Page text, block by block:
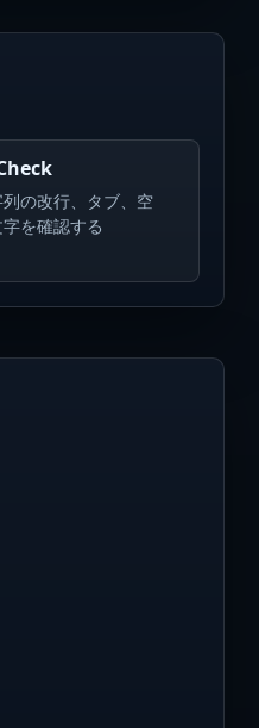
の改行、タブ、空
を確認する